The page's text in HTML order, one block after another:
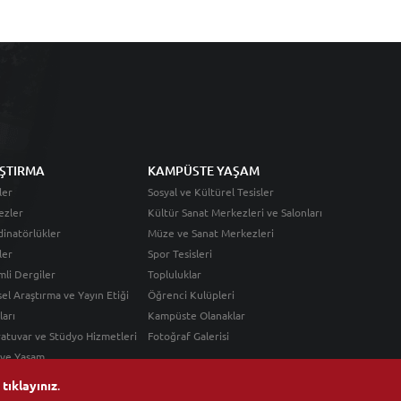
tıklayınız.
Dergiler
Araştırma ve Yayın Etiği
ve Stüdyo Hizmetleri
Yaşam
KAMPÜSTE YAŞAM
Sosyal ve Kültürel Tesisler
Kültür Sanat Merkezleri ve Salonları
Müze ve Sanat Merkezleri
Spor Tesisleri
Topluluklar
Öğrenci Kulüpleri
Kampüste Olanaklar
Fotoğraf Galerisi